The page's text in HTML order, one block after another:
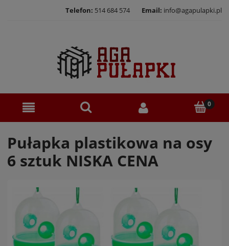
Telefon: 514 684 574 Email: info@agapulapki.pl
Pułapka plastikowa na osy
6 sztuk NISKA CENA